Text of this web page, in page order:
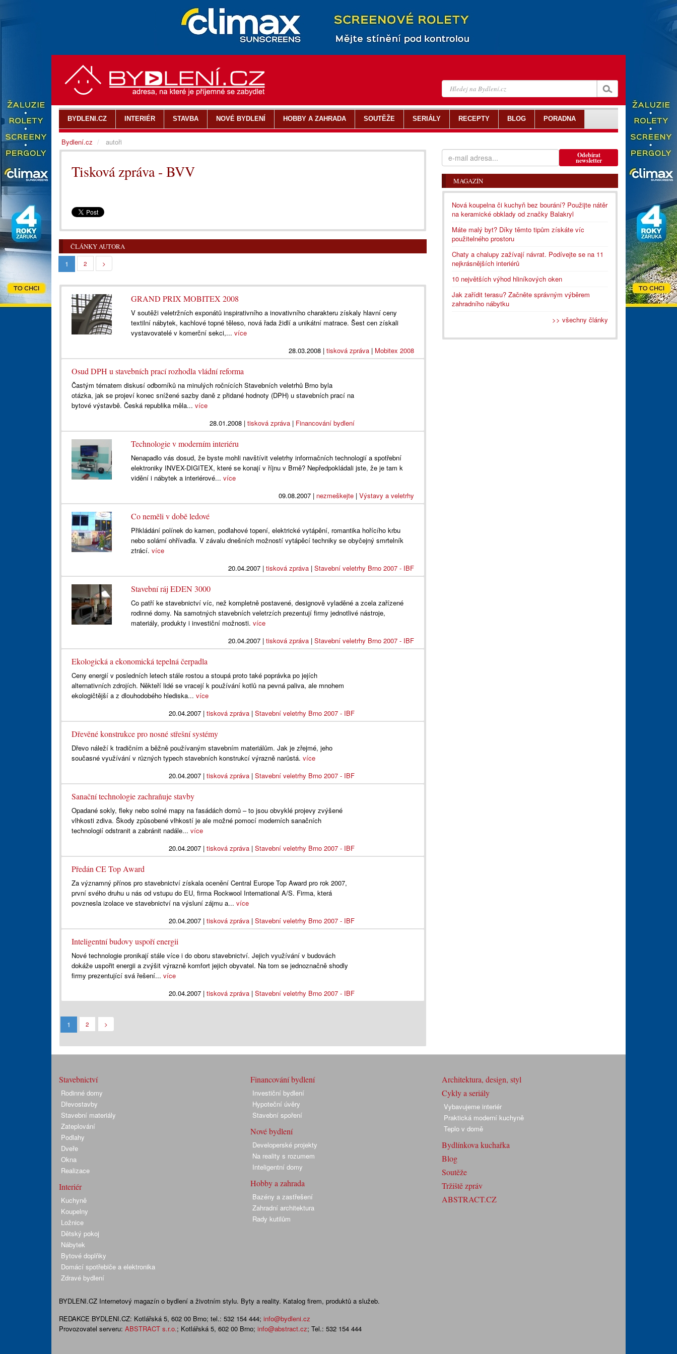
Tisková zpráva - BVV
ČLÁNKY AUTORA
1 2 >
GRAND PRIX MOBITEX 2008
V soutěži veletržních exponátů inspirativního a inovativního charakteru získaly hlavní ceny
textilní nábytek, kachlové topné těleso, nová řada židlí a unikátní matrace. Šest cen získali
vystavovatelé v komerční sekci,...více
28.03.2008| tisková zpráva| Mobitex 2008
Osud DPH u stavebních prací rozhodla vládní reforma
Častým tématem diskusí odborníků na minulých ročnících Stavebních veletrhů Brno byla
otázka, jak se projeví konec snížené sazby daně z přidané hodnoty (DPH) u stavebních prací na
bytové výstavbě. Česká republika měla... více
28.01.2008| tisková zpráva| Financování bydlení
Technologie v moderním interiéru
Nenapadlo vás dosud, že byste mohli navštívit veletrhy informačních technologií a spotřební
elektroniky INVEX-DIGITEX, které se konají v říjnu v Brně? Nepředpokládali jste, že je tam k
vidění i nábytek a interiérové...více
09.08.2007| nezmeškejte| Výstavy a veletrhy
Co neměli v době ledové
Přikládání polínek do kamen, podlahové topení, elektrické vytápění, romantika hořícího krbu
nebo solární ohřívadla. V závalu dnešních možností vytápěcí techniky se obyčejný smrtelník
ztrácí.více
20.04.2007| tisková zpráva| Stavební veletrhy Brno 2007 - IBF
Stavební ráj EDEN 3000
Co patří ke stavebnictví víc, než kompletně postavené, designově vyladěné a zcela zařízené
rodinné domy. Na samotných stavebních veletrzích prezentují firmy jednotlivé nástroje,
materiály, produkty i investiční možnosti.více
20.04.2007| tisková zpráva| Stavební veletrhy Brno 2007 - IBF
Ekologická a ekonomická tepelná čerpadla
Ceny energií v posledních letech stále rostou a stoupá proto také poprávka po jejích
alternativních zdrojích. Někteří lidé se vracejí k používání kotlů na pevná paliva, ale mnohem
ekologičtější a z dlouhodobého hlediska... více
20.04.2007| tisková zpráva| Stavební veletrhy Brno 2007 - IBF
Dřevěné konstrukce pro nosné střešní systémy
Dřevo náleží k tradičním a běžně používaným stavebním materiálům. Jak je zřejmé, jeho
současné využívání v různých typech stavebních konstrukcí výrazně narůstá. více
20.04.2007| tisková zpráva| Stavební veletrhy Brno 2007 - IBF
Sanační technologie zachraňuje stavby
Opadané sokly, fleky nebo solné mapy na fasádách domů – to jsou obvyklé projevy zvýšené
vlhkosti zdiva. Škody způsobené vlhkostí je ale možné pomocí moderních sanačních
technologií odstranit a zabránit nadále... více
20.04.2007| tisková zpráva| Stavební veletrhy Brno 2007 - IBF
Předán CE Top Award
Za významný přínos pro stavebnictví získala ocenění Central Europe Top Award pro rok 2007,
první svého druhu u nás od vstupu do EU, firma Rockwool International A/S. Firma, která
povznesla izolace ve stavebnictví na výsluní zájmu a... více
20.04.2007| tisková zpráva| Stavební veletrhy Brno 2007 - IBF
Inteligentní budovy uspoří energii
Nové technologie pronikají stále více i do oboru stavebnictví. Jejich využívání v budovách
dokáže uspořit energii a zvýšit výrazně komfort jejich obyvatel. Na tom se jednoznačně shodly
firmy prezentující svá řešení... více
20.04.2007| tisková zpráva| Stavební veletrhy Brno 2007 - IBF
1 2 >
Odebírat
newsletter
MAGAZÍN
Nová koupelna či kuchyň bez bourání? Použijte nátěr
na keramické obklady od značky Balakryl
Máte malý byt? Díky těmto tipům získáte víc
použitelného prostoru
Chaty a chalupy zažívají návrat. Podívejte se na 11
nejkrásnějších interiérů
10 největších výhod hliníkových oken
Jak zařídit terasu? Začněte správným výběrem
zahradního nábytku
>> všechny články
BYDLENI.CZ INTERIÉR STAVBA NOVÉ BYDLENÍ HOBBY A ZAHRADA SOUTĚŽE SERIÁLY RECEPTY BLOG PORADNA
Bydlení.cz autoři
Stavebnictví
Rodinné domy
Dřevostavby
Stavební materiály
Zateplování
Podlahy
Dveře
Okna
Realizace
Interiér
Kuchyně
Koupelny
Ložnice
Dětský pokoj
Nábytek
Bytové doplňky
Domácí spotřebiče a elektronika
Zdravé bydlení
Financování bydlení
Investiční bydlení
Hypoteční úvěry
Stavební spoření
Nové bydlení
Developerské projekty
Na reality s rozumem
Inteligentní domy
Hobby a zahrada
Bazény a zastřešení
Zahradní architektura
Rady kutilům
Architektura, design, styl
Cykly a seriály
Vybavujeme interiér
Praktická moderní kuchyně
Teplo v domě
Bydlínkova kuchařka
Blog
Soutěže
Tržiště zpráv
ABSTRACT.CZ
BYDLENI.CZ Internetový magazín o bydlení a životním stylu. Byty a reality. Katalog firem, produktů a služeb.
REDAKCE BYDLENI.CZ: Kotlářská 5, 602 00 Brno; tel.: 532 154 444; info@bydleni.cz
Provozovatel serveru: ABSTRACT s.r.o.; Kotlářská 5, 602 00 Brno; info@abstract.cz; Tel.: 532 154 444